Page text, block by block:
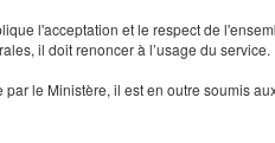
l'acceptation et le respect de
il doit renoncer à l’usage du service.
le Ministère, il est en outre soumis